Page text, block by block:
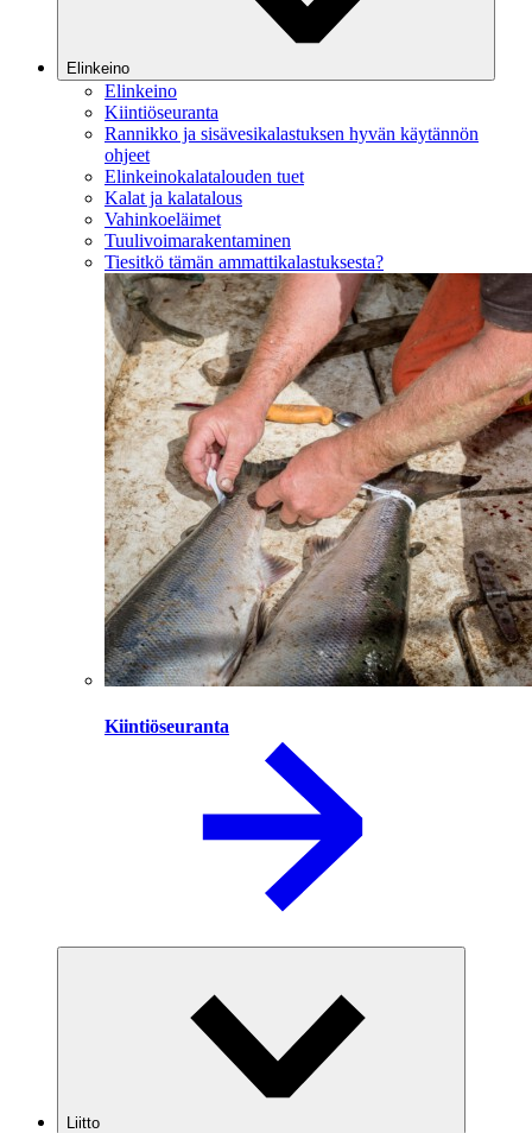
Elinkeino
Elinkeino
Kiintiöseuranta
Rannikko ja sisävesikalastuksen hyvän käytännön
ohjeet
Elinkeinokalatalouden tuet
Kalat ja kalatalous
Vahinkoeläimet
Tuulivoimarakentaminen
Tiesitkö tämän ammattikalastuksesta?
Kiintiöseuranta
Liitto